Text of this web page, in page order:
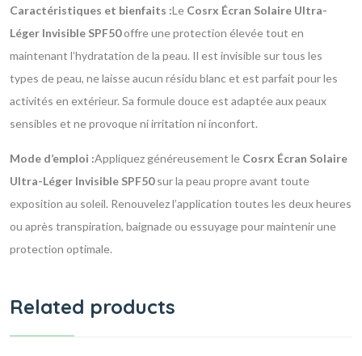
Caractéristiques et bienfaits :Le Cosrx Écran Solaire Ultra-
Léger Invisible SPF50offre une protection élevée tout en
maintenant l’hydratation de la peau. Il est invisible sur tous les
types de peau, ne laisse aucun résidu blanc et est parfait pour les
activités en extérieur. Sa formule douce est adaptée aux peaux
sensibles et ne provoque ni irritation ni inconfort.
Mode d’emploi :Appliquez généreusement le Cosrx Écran Solaire
Ultra-Léger Invisible SPF50sur la peau propre avant toute
exposition au soleil. Renouvelez l’application toutes les deux heures
ou après transpiration, baignade ou essuyage pour maintenir une
protection optimale.
Related products